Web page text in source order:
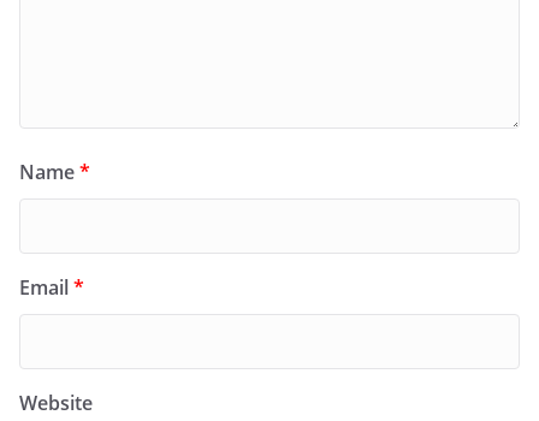
Name*
Email*
Website